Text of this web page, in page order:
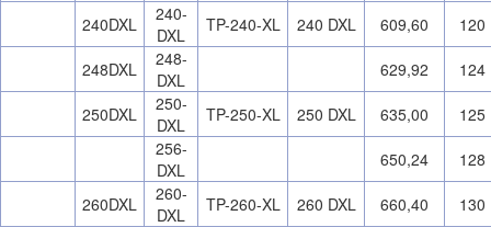
240DXL
240-
DXL
TP-240-XL 240 DXL 609,60 120
248DXL
248-
DXL
629,92 124
250DXL
250-
DXL
TP-250-XL 250 DXL 635,00
125
256-
DXL
650,24 128
260DXL
260-
DXL
TP-260-XL 260 DXL 660,40
130